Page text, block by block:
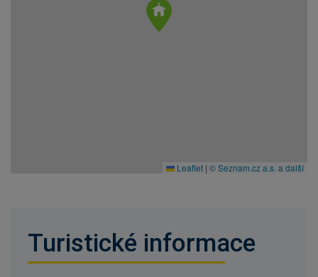
Leaflet | © Seznam.cz a.s. a další
Turistické informace